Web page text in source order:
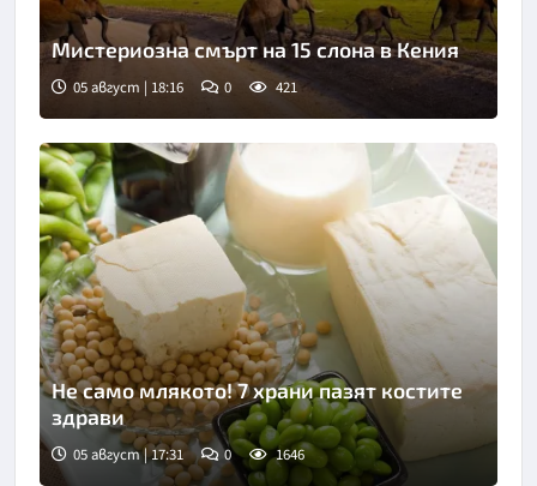
Мистериозна смърт на 15 слона в Кения
05 август | 18:16 0 421
Не само млякото! 7 храни пазят костите
здрави
05 август | 17:31 0 1646